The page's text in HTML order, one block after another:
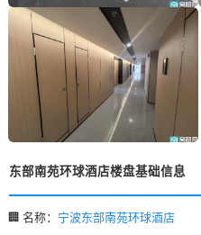
东部南苑环球酒店楼盘基础信息
🏢 名称： 宁波东部南苑环球酒店